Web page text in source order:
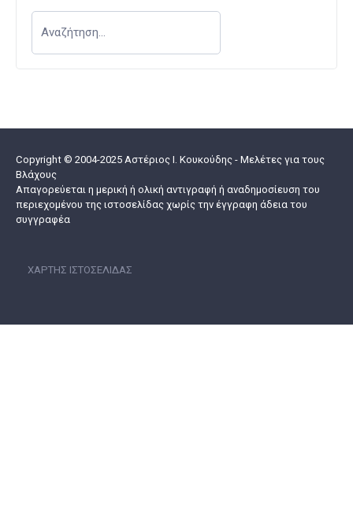
Copyright © 2004-2025 Αστέριος I. Κουκούδης - Μελέτες για τους
Βλάχους
Απαγορεύεται η μερική ή ολική αντιγραφή ή αναδημοσίευση του
περιεχομένου της ιστοσελίδας χωρίς την έγγραφη άδεια του
συγγραφέα
ΧΆΡΤΗΣ ΙΣΤΟΣΕΛΊΔΑΣ